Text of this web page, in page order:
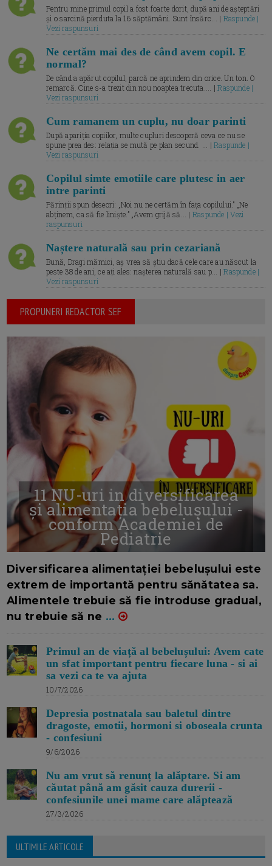
Pentru mine primul copil a fost foarte dorit, după ani de așteptări
și o sarcină pierduta la 16 săptămâni. Sunt însărc... | Raspunde |
Vezi raspunsuri
Ne certăm mai des de când avem copil. E
normal?
De când a apărut copilul, parcă ne aprindem din orice. Un ton. O
remarcă. Cine s-a trezit din nou noaptea trecuta.... |Raspunde |
Vezi raspunsuri
Cum ramanem un cuplu, nu doar parinti
După apariția copiilor, multe cupluri descoperă ceva ce nu se
spune prea des: relația se mută pe plan secund. ... |Raspunde |
Vezi raspunsuri
Copilul simte emotiile care plutesc in aer
intre parinti
Părinții spun deseori: „Noi nu ne certăm în fața copilului.” „Ne
abținem, ca să fie liniște.” „Avem grijă să... | Raspunde | Vezi
raspunsuri
Naștere naturală sau prin cezariană
Bună, Dragi mămici, aș vrea să știu dacă cele care au născut la
peste 38 de ani, ce ați ales: nașterea naturală sau p... |Raspunde |
Vezi raspunsuri
PROPUNERI REDACTOR SEF
11 NU-uri in diversificarea
și alimentația bebelușului -
conform Academiei de
Pediatrie
Diversificarea alimentației bebelușului este
extrem de importantă pentru sănătatea sa.
Alimentele trebuie să fie introduse gradual,
nu trebuie să ne ...
Primul an de viață al bebelușului: Avem cate
un sfat important pentru fiecare luna - si ai
sa vezi ca te va ajuta
10/7/2026
Depresia postnatala sau baletul dintre
dragoste, emotii, hormoni si oboseala crunta
- confesiuni
9/6/2026
Nu am vrut să renunț la alăptare. Si am
căutat până am găsit cauza durerii -
confesiunile unei mame care alăptează
27/3/2026
ULTIMILE ARTICOLE